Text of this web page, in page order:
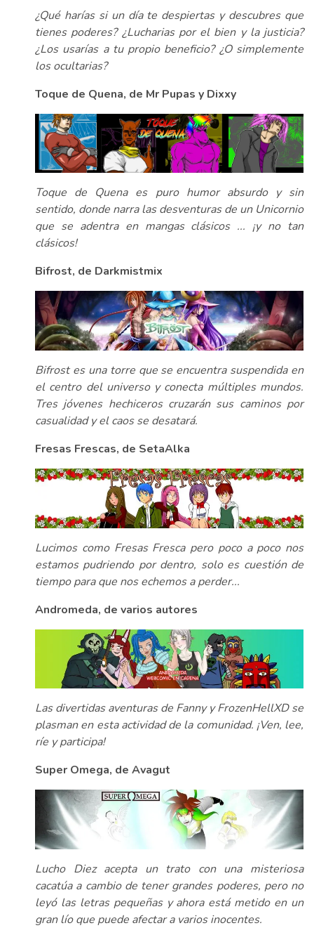
¿Qué harías si un día te despiertas y descubres que
tienes poderes? ¿Lucharias por el bien y la justicia?
¿Los usarías a tu propio beneficio? ¿O simplemente
los ocultarias?
Toque de Quena, de Mr Pupas y Dixxy
Toque de Quena es puro humor absurdo y sin
sentido, donde narra las desventuras de un Unicornio
que se adentra en mangas clásicos ... ¡y no tan
clásicos!
Bifrost, de Darkmistmix
Bifrost es una torre que se encuentra suspendida en
el centro del universo y conecta múltiples mundos.
Tres jóvenes hechiceros cruzarán sus caminos por
casualidad y el caos se desatará.
Fresas Frescas, de SetaAlka
Lucimos como Fresas Fresca pero poco a poco nos
estamos pudriendo por dentro, solo es cuestión de
tiempo para que nos echemos a perder...
Andromeda, de varios autores
Las divertidas aventuras de Fanny y FrozenHellXD se
plasman en esta actividad de la comunidad. ¡Ven, lee,
ríe y participa!
Super Omega, de Avagut
Lucho Diez acepta un trato con una misteriosa
cacatúa a cambio de tener grandes poderes, pero no
leyó las letras pequeñas y ahora está metido en un
gran lío que puede afectar a varios inocentes.